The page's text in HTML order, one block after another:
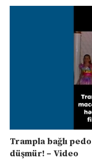
Trampla bağlı
düşmür! – Video